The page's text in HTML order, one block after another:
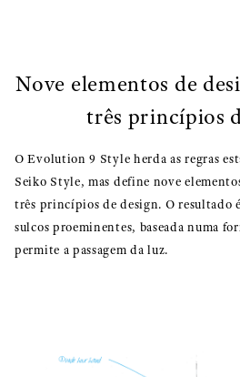
Nove elementos de
três princípios
O Evolution 9 Style herda as regras
Seiko Style, mas define nove
três princípios de design. O resultado
sulcos proeminentes, baseada numa
permite a passagem da luz.